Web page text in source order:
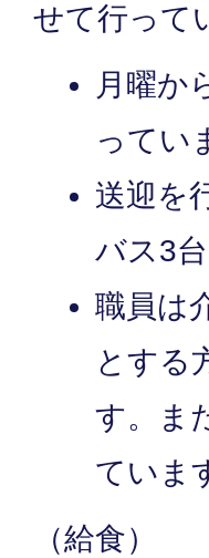
せて行って
月曜か
ってい
送迎を
バス3
職員は
とする
す。ま
ていま
（給食）